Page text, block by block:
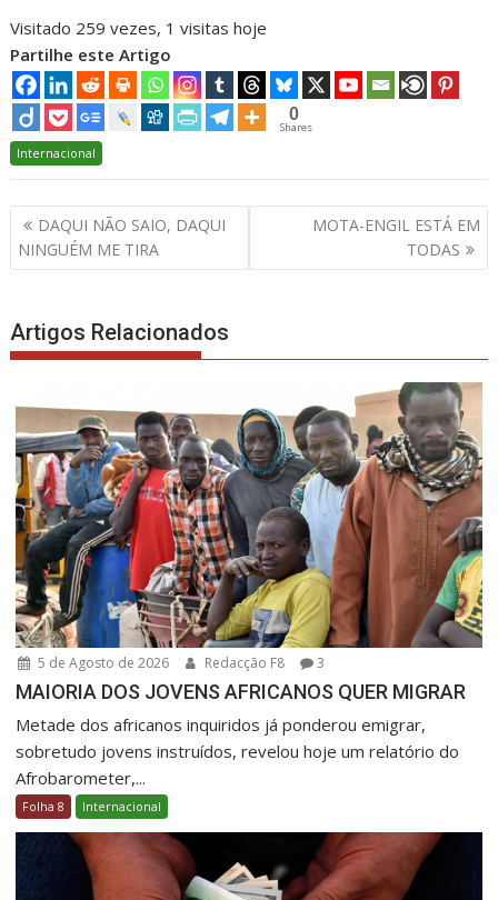
Visitado 259 vezes, 1 visitas hoje
Partilhe este Artigo
0
Shares
Internacional
Navegação
de
artigos
DAQUI NÃO SAIO, DAQUI
NINGUÉM ME TIRA
MOTA-ENGIL ESTÁ EM
TODAS
Artigos Relacionados
5 de Agosto de 2026 Redacção F8 3
MAIORIA DOS JOVENS AFRICANOS QUER MIGRAR
Metade dos africanos inquiridos já ponderou emigrar,
sobretudo jovens instruídos, revelou hoje um relatório do
Afrobarometer,...
Folha 8 Internacional